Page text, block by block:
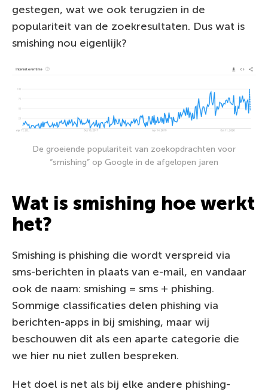
gestegen, wat we ook terugzien in de
populariteit van de zoekresultaten. Dus wat is
smishing nou eigenlijk?
De groeiende populariteit van zoekopdrachten voor
“smishing” op Google in de afgelopen jaren
Wat is smishing hoe werkt
het?
Smishing is phishing die wordt verspreid via
sms-berichten in plaats van e-mail, en vandaar
ook de naam: smishing = sms + phishing.
Sommige classificaties delen phishing via
berichten-apps in bij smishing, maar wij
beschouwen dit als een aparte categorie die
we hier nu niet zullen bespreken.
Het doel is net als bij elke andere phishing-